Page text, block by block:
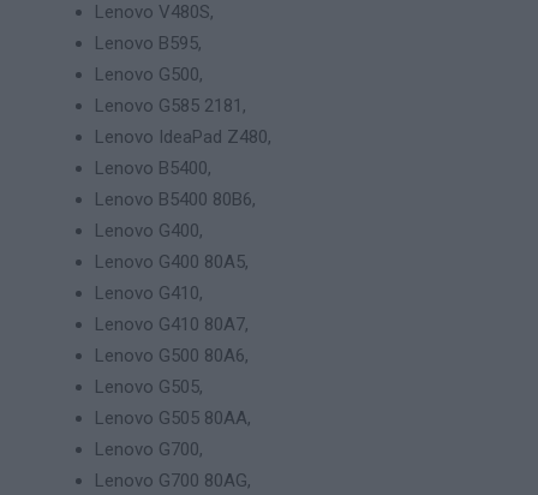
Lenovo V480S,
Lenovo B595,
Lenovo G500,
Lenovo G585 2181,
Lenovo IdeaPad Z480,
Lenovo B5400,
Lenovo B5400 80B6,
Lenovo G400,
Lenovo G400 80A5,
Lenovo G410,
Lenovo G410 80A7,
Lenovo G500 80A6,
Lenovo G505,
Lenovo G505 80AA,
Lenovo G700,
Lenovo G700 80AG,